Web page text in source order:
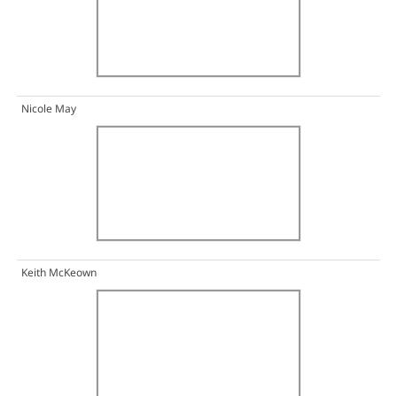
Nicole May
Keith McKeown